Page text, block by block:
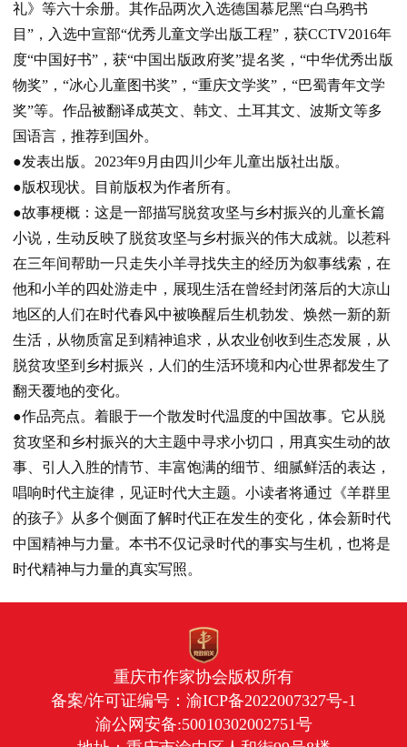
礼》等六十余册。其作品两次入选德国慕尼黑“白乌鸦书
目” ，入选中宣部“优秀儿童文学出版工程” ，获CCTV2016年
度“中国好书” ，获“中国出版政府奖”提名奖，“中华优秀出版
物奖” ，“冰心儿童图书奖” ，“重庆文学奖” ，“巴蜀青年文学
奖”等。作品被翻译成英文、韩文、土耳其文、波斯文等多
国语言，推荐到国外。
●发表出版。 2023年9月由四川少年儿童出版社出版。
●版权现状。
目前版权为作者所有。
●故事梗概：这是一部描写脱贫攻坚与乡村振兴的儿童长篇
小说，生动反映了脱贫攻坚与乡村振兴的伟大成就。以惹科
在三年间帮助一只走失小羊寻找失主的经历为叙事线索，在
他和小羊的四处游走中，展现生活在曾经封闭落后的大凉山
地区的人们在时代春风中被唤醒后生机勃发、焕然一新的新
生活，从物质富足到精神追求，从农业创收到生态发展，从
脱贫攻坚到乡村振兴，人们的生活环境和内心世界都发生了
翻天覆地的变化。
●作品亮点。着眼于一个散发时代温度的中国故事。它从脱
贫攻坚和乡村振兴的大主题中寻求小切口，用真实生动的故
事、引人入胜的情节、丰富饱满的细节、细腻鲜活的表达，
唱响时代主旋律，见证时代大主题。小读者将通过《羊群里
的孩子》从多个侧面了解时代正在发生的变化，体会新时代
中国精神与力量。本书不仅记录时代的事实与生机，也将是
时代精神与力量的真实写照。
重庆市作家协会版权所有
备案/许可证编号： 渝ICP备2022007327号-1
渝公网安备:50010302002751号